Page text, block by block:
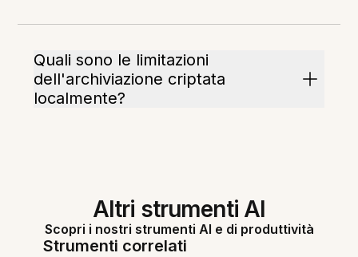
Quali sono le limitazioni
dell'archiviazione criptata
localmente?
Altri strumenti AI
Scopri i nostri strumenti AI e di produttività
Strumenti correlati